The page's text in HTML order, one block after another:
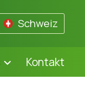
Schweiz
Kontakt